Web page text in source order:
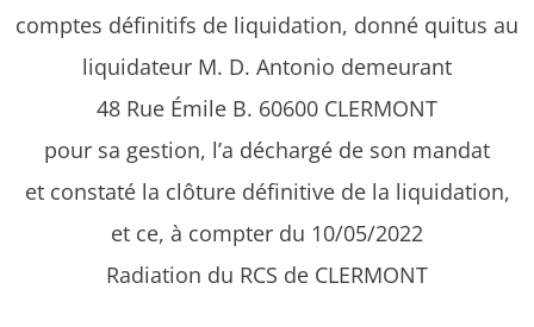
comptes définitifs de liquidation, donné quitus au
liquidateur M. D. Antonio demeurant
48 Rue Émile B. 60600 CLERMONT
pour sa gestion, l’a déchargé de son mandat
et constaté la clôture définitive de la liquidation,
et ce, à compter du 10/05/2022
Radiation du RCS de CLERMONT